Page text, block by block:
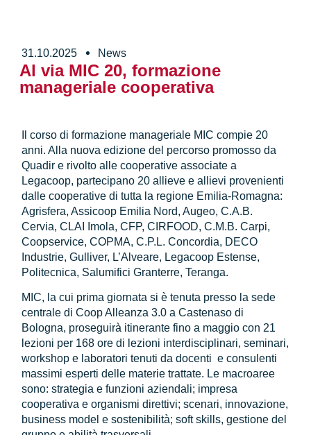
31.10.2025 News
Al via MIC 20, formazione
manageriale cooperativa
Il corso di formazione manageriale MIC compie 20
anni. Alla nuova edizione del percorso promosso da
Quadir e rivolto alle cooperative associate a
Legacoop, partecipano 20 allieve e allievi provenienti
dalle cooperative di tutta la regione Emilia-Romagna:
Agrisfera, Assicoop Emilia Nord, Augeo, C.A.B.
Cervia, CLAI Imola, CFP, CIRFOOD, C.M.B. Carpi,
Coopservice, COPMA, C.P.L. Concordia, DECO
Industrie, Gulliver, L’Alveare, Legacoop Estense,
Politecnica, Salumifici Granterre, Teranga.
MIC, la cui prima giornata si è tenuta presso la sede
centrale di Coop Alleanza 3.0 a Castenaso di
Bologna, proseguirà itinerante fino a maggio con 21
lezioni per 168 ore di lezioni interdisciplinari, seminari,
workshop e laboratori tenuti da docenti e consulenti
massimi esperti delle materie trattate. Le macroaree
sono: strategia e funzioni aziendali; impresa
cooperativa e organismi direttivi; scenari, innovazione,
business model e sostenibilità; soft skills, gestione del